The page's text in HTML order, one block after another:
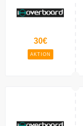
30€
AKTION